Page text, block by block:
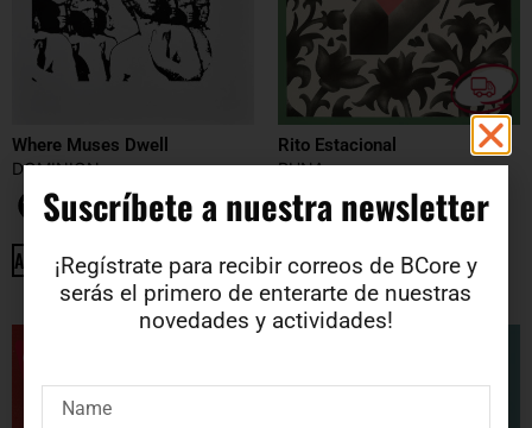
Where Muses Dwell
DOMINION
15.3€
ADD TO CART
Rito Estacional
RUNA
12.75€
ADD TO CART
Suscríbete a nuestra newsletter​
¡Regístrate para recibir correos de BCore y
serás el primero de enterarte de nuestras
novedades y actividades!